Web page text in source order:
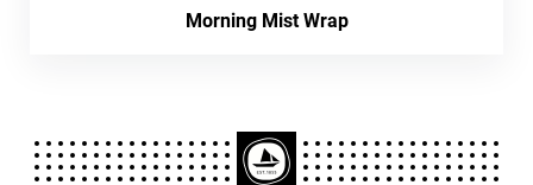
Morning Mist Wrap